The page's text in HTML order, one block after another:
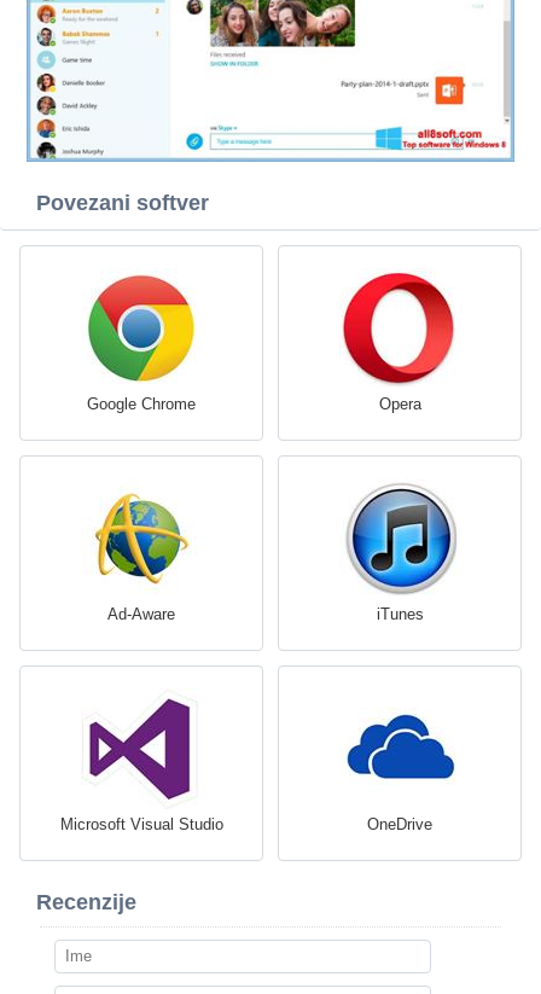
Povezani softver
Google Chrome Opera
Ad-Aware iTunes
Microsoft Visual Studio OneDrive
Recenzije